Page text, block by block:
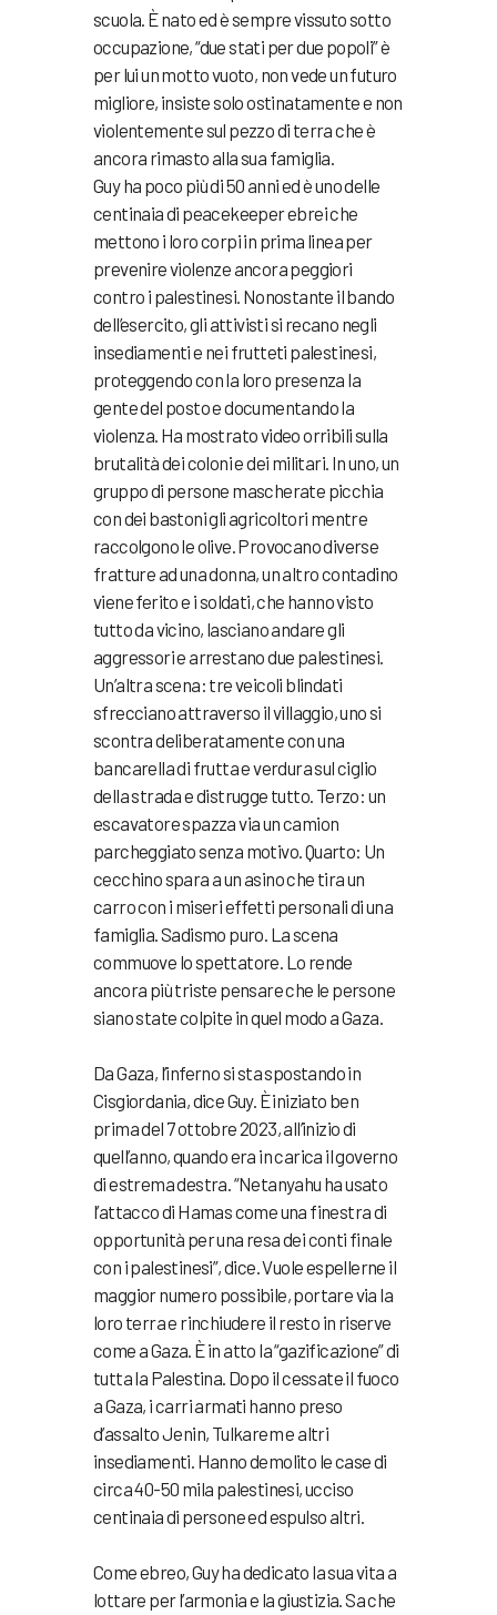
scuola. È nato ed è sempre vissuto sotto
occupazione, “due stati per due popoli” è
per lui un motto vuoto, non vede un futuro
migliore, insiste solo ostinatamente e non
violentemente sul pezzo di terra che è
ancora rimasto alla sua famiglia.
Guy ha poco più di 50 anni ed è uno delle
centinaia di peacekeeper ebrei che
mettono i loro corpi in prima linea per
prevenire violenze ancora peggiori
contro i palestinesi. Nonostante il bando
dell’esercito, gli attivisti si recano negli
insediamenti e nei frutteti palestinesi,
proteggendo con la loro presenza la
gente del posto e documentando la
violenza. Ha mostrato video orribili sulla
brutalità dei coloni e dei militari. In uno, un
gruppo di persone mascherate picchia
con dei bastoni gli agricoltori mentre
raccolgono le olive. Provocano diverse
fratture ad una donna, un altro contadino
viene ferito e i soldati, che hanno visto
tutto da vicino, lasciano andare gli
aggressori e arrestano due palestinesi.
Un’altra scena: tre veicoli blindati
sfrecciano attraverso il villaggio, uno si
scontra deliberatamente con una
bancarella di frutta e verdura sul ciglio
della strada e distrugge tutto. Terzo: un
escavatore spazza via un camion
parcheggiato senza motivo. Quarto: Un
cecchino spara a un asino che tira un
carro con i miseri effetti personali di una
famiglia. Sadismo puro. La scena
commuove lo spettatore. Lo rende
ancora più triste pensare che le persone
siano state colpite in quel modo a Gaza.
Da Gaza, l’inferno si sta spostando in
Cisgiordania, dice Guy. È iniziato ben
prima del 7 ottobre 2023, all’inizio di
quell’anno, quando era in carica il governo
di estrema destra. “Netanyahu ha usato
l’attacco di Hamas come una finestra di
opportunità per una resa dei conti finale
con i palestinesi”, dice. Vuole espellerne il
maggior numero possibile, portare via la
loro terra e rinchiudere il resto in riserve
come a Gaza. È in atto la “gazificazione” di
tutta la Palestina. Dopo il cessate il fuoco
a Gaza, i carri armati hanno preso
d’assalto Jenin, Tulkarem e altri
insediamenti. Hanno demolito le case di
circa 40-50 mila palestinesi, ucciso
centinaia di persone ed espulso altri.
Come ebreo, Guy ha dedicato la sua vita a
lottare per l’armonia e la giustizia. Sa che